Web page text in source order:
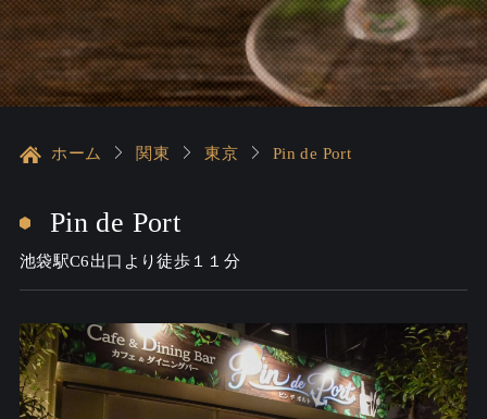
ホーム 関東 東京 Pin de Port
Pin de Port
池袋駅C6出口より徒歩１１分